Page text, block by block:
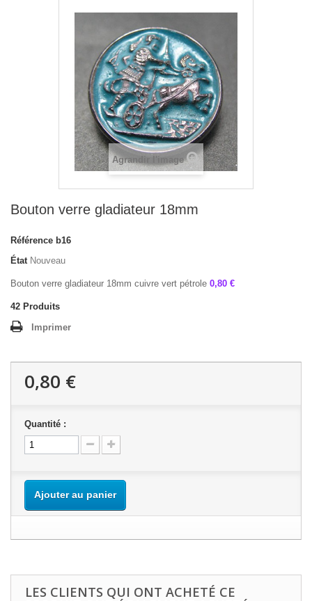
Agrandir l'image
Bouton verre gladiateur 18mm
Référence b16
État Nouveau
Bouton verre gladiateur 18mm cuivre vert pétrole 0,80 €
42 Produits
Imprimer
0,80 €
Quantité :
Ajouter au panier
LES CLIENTS QUI ONT ACHETÉ CE